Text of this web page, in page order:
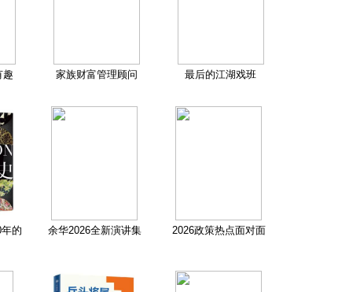
趣 家族财富管理顾问 最后的江湖戏班
的
余华2026全新演讲集 2026政策热点面对面